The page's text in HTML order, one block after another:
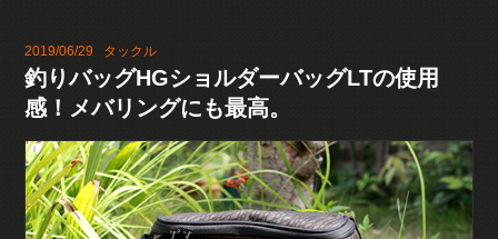
2019/06/29 タックル
釣りバッグHGショルダーバッグLTの使用
感！メバリングにも最高。